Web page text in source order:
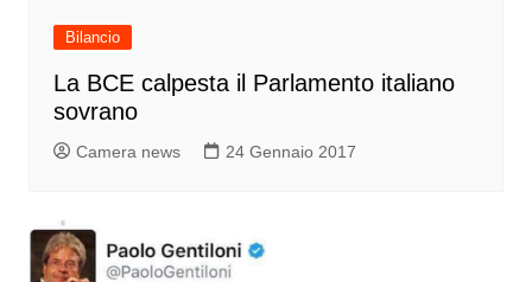
Bilancio
La BCE calpesta il Parlamento italiano
sovrano
Camera news 24 Gennaio 2017